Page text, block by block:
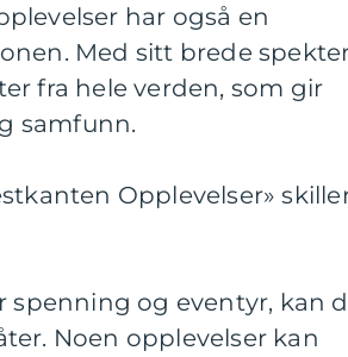
har også en
Med sitt brede
fra hele verden, som gir
samfunn.
Opplevelser»
spenning og eventyr, kan
Noen opplevelser kan